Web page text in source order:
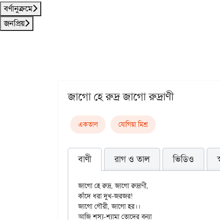
বর্ণানুক্রমে
জনপ্রিয়
জাগো হে রুদ্র জাগো রুদ্রাণী
একতাল যোগিয়া মিশ্র
বাণী রাগ ও তাল ভিডিও
জাগো হে রুদ্র, জাগো রুদ্রাণী,
কাঁদে ধরা দুখ-জরজর!
জাগো গৌরী, জাগো হর।।
আজি শস্য-শ্যামা তোদের বন্যা